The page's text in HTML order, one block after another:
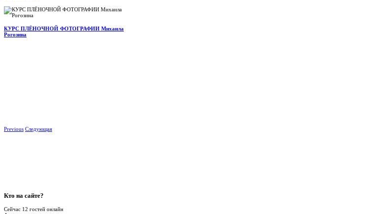
КУРС ПЛЁНОЧНОЙ ФОТОГРАФИИ Михаила
Рогозина
Previous Следующая
Кто на сайте?
Сейчас 12 гостей онлайн